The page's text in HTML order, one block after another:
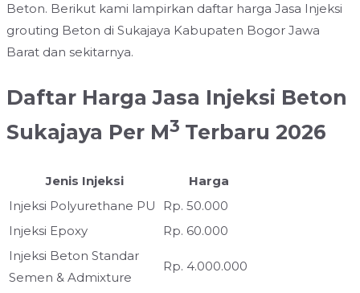
Beton. Berikut kami lampirkan daftar harga Jasa Injeksi
grouting Beton di Sukajaya Kabupaten Bogor Jawa
Barat dan sekitarnya.
Daftar Harga Jasa Injeksi Beton
Sukajaya Per M3 Terbaru 2026
Jenis Injeksi
Harga
Injeksi Polyurethane PU
Rp. 50.000
Injeksi Epoxy
Rp. 60.000
Injeksi Beton Standar
Semen & Admixture
Rp. 4.000.000